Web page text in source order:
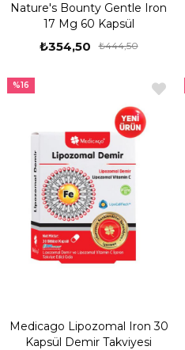
Nature's Bounty Gentle Iron
17 Mg 60 Kapsül
₺354,50 ₺444,50
Medicago Lipozomal Iron 30
Kapsül Demir Takviyesi
%16